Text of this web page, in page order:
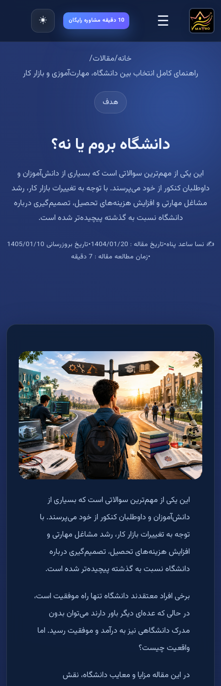
☰
☀️ 10 دقیقه مشاوره رایگان
خانه/مقالات/
راهنمای کامل انتخاب بین دانشگاه، مهارت‌آموزی و بازار کار
هدف
دانشگاه بروم یا نه؟
این یکی از مهم‌ترین سوالاتی است که بسیاری از دانش‌آموزان و
داوطلبان کنکور از خود می‌پرسند. با توجه به تغییرات بازار کار، رشد
مشاغل مهارتی و افزایش هزینه‌های تحصیل، تصمیم‌گیری درباره
دانشگاه نسبت به گذشته پیچیده‌تر شده است.
✍️ نسا ساعد پناه•تاریخ مقاله : 1404/01/20 •تاریخ بروزرسانی 1405/01/10
•زمان مطالعه مقاله : 7 دقیقه
این یکی از مهم‌ترین سوالاتی است که بسیاری از
دانش‌آموزان و داوطلبان کنکور از خود می‌پرسند. با
توجه به تغییرات بازار کار، رشد مشاغل مهارتی و
افزایش هزینه‌های تحصیل، تصمیم‌گیری درباره
دانشگاه نسبت به گذشته پیچیده‌تر شده است.
برخی افراد معتقدند دانشگاه تنها راه موفقیت است،
در حالی که عده‌ای دیگر باور دارند می‌توان بدون
مدرک دانشگاهی نیز به درآمد و موفقیت رسید. اما
واقعیت چیست؟
در این مقاله مزایا و معایب دانشگاه، نقش